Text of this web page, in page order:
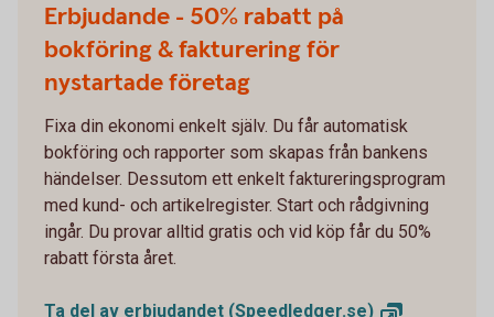
Erbjudande - 50% rabatt på
bokföring & fakturering för
nystartade företag
Fixa din ekonomi enkelt själv. Du får automatisk
bokföring och rapporter som skapas från bankens
händelser. Dessutom ett enkelt faktureringsprogram
med kund- och artikelregister. Start och rådgivning
ingår. Du provar alltid gratis och vid köp får du 50%
rabatt första året.
Ta del av erbjudandet (Speedledger.se)